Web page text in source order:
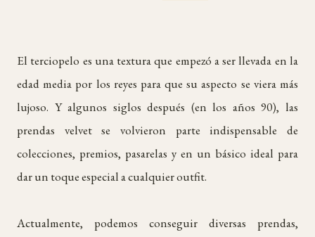
El terciopelo es una textura que empezó a ser llevada en la
edad media por los reyes para que su aspecto se viera más
lujoso. Y algunos siglos después (en los años 90), las
prendas velvet se volvieron parte indispensable de
colecciones, premios, pasarelas y en un básico ideal para
dar un toque especial a cualquier outfit.
Actualmente, podemos conseguir diversas prendas,